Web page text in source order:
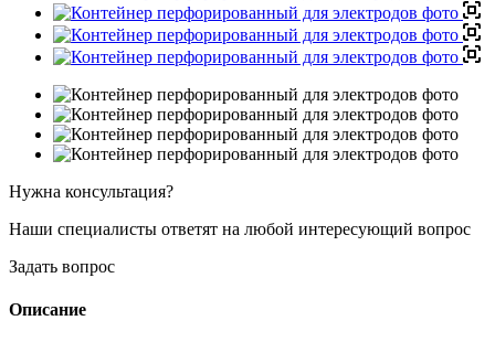
Нужна консультация?
Наши специалисты ответят на любой интересующий вопрос
Задать вопрос
Описание